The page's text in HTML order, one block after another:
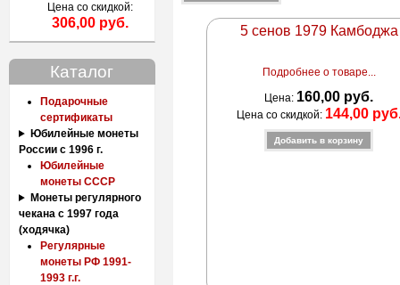
Цена со скидкой:
306,00 руб.
Каталог
Подарочные
сертификаты
Юбилейные монеты
России с 1996 г.
Юбилейные
монеты СССР
Монеты регулярного
чекана с 1997 года
(ходячка)
Регулярные
монеты РФ 1991-
1993 г.г.
5 сенов 1979 Камбоджа
Подробнее о товаре...
Цена: 160,00 руб.
Цена со скидкой: 144,00